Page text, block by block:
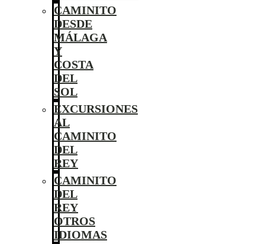
CAMINITO
DESDE
MÁLAGA
Y
COSTA
DEL
SOL
EXCURSIONES
AL
CAMINITO
DEL
REY
CAMINITO
DEL
REY
OTROS
IDIOMAS